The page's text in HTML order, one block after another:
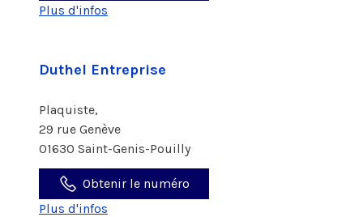
Plus d'infos
Duthel Entreprise
Plaquiste,
29 rue Genève
01630 Saint-Genis-Pouilly
Obtenir le numéro
Plus d'infos